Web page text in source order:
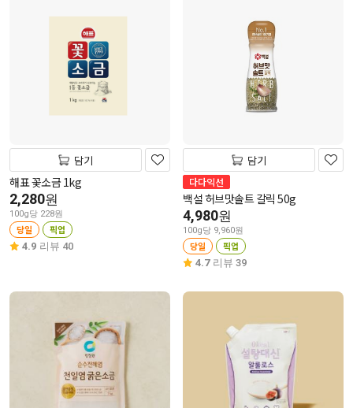
담기
해표 꽃소금 1kg
2,280원
100g당 228원
당일 픽업
4.9 리뷰 40
담기
다다익선
백설 허브맛솔트 갈릭 50g
4,980원
100g당 9,960원
당일 픽업
4.7 리뷰 39